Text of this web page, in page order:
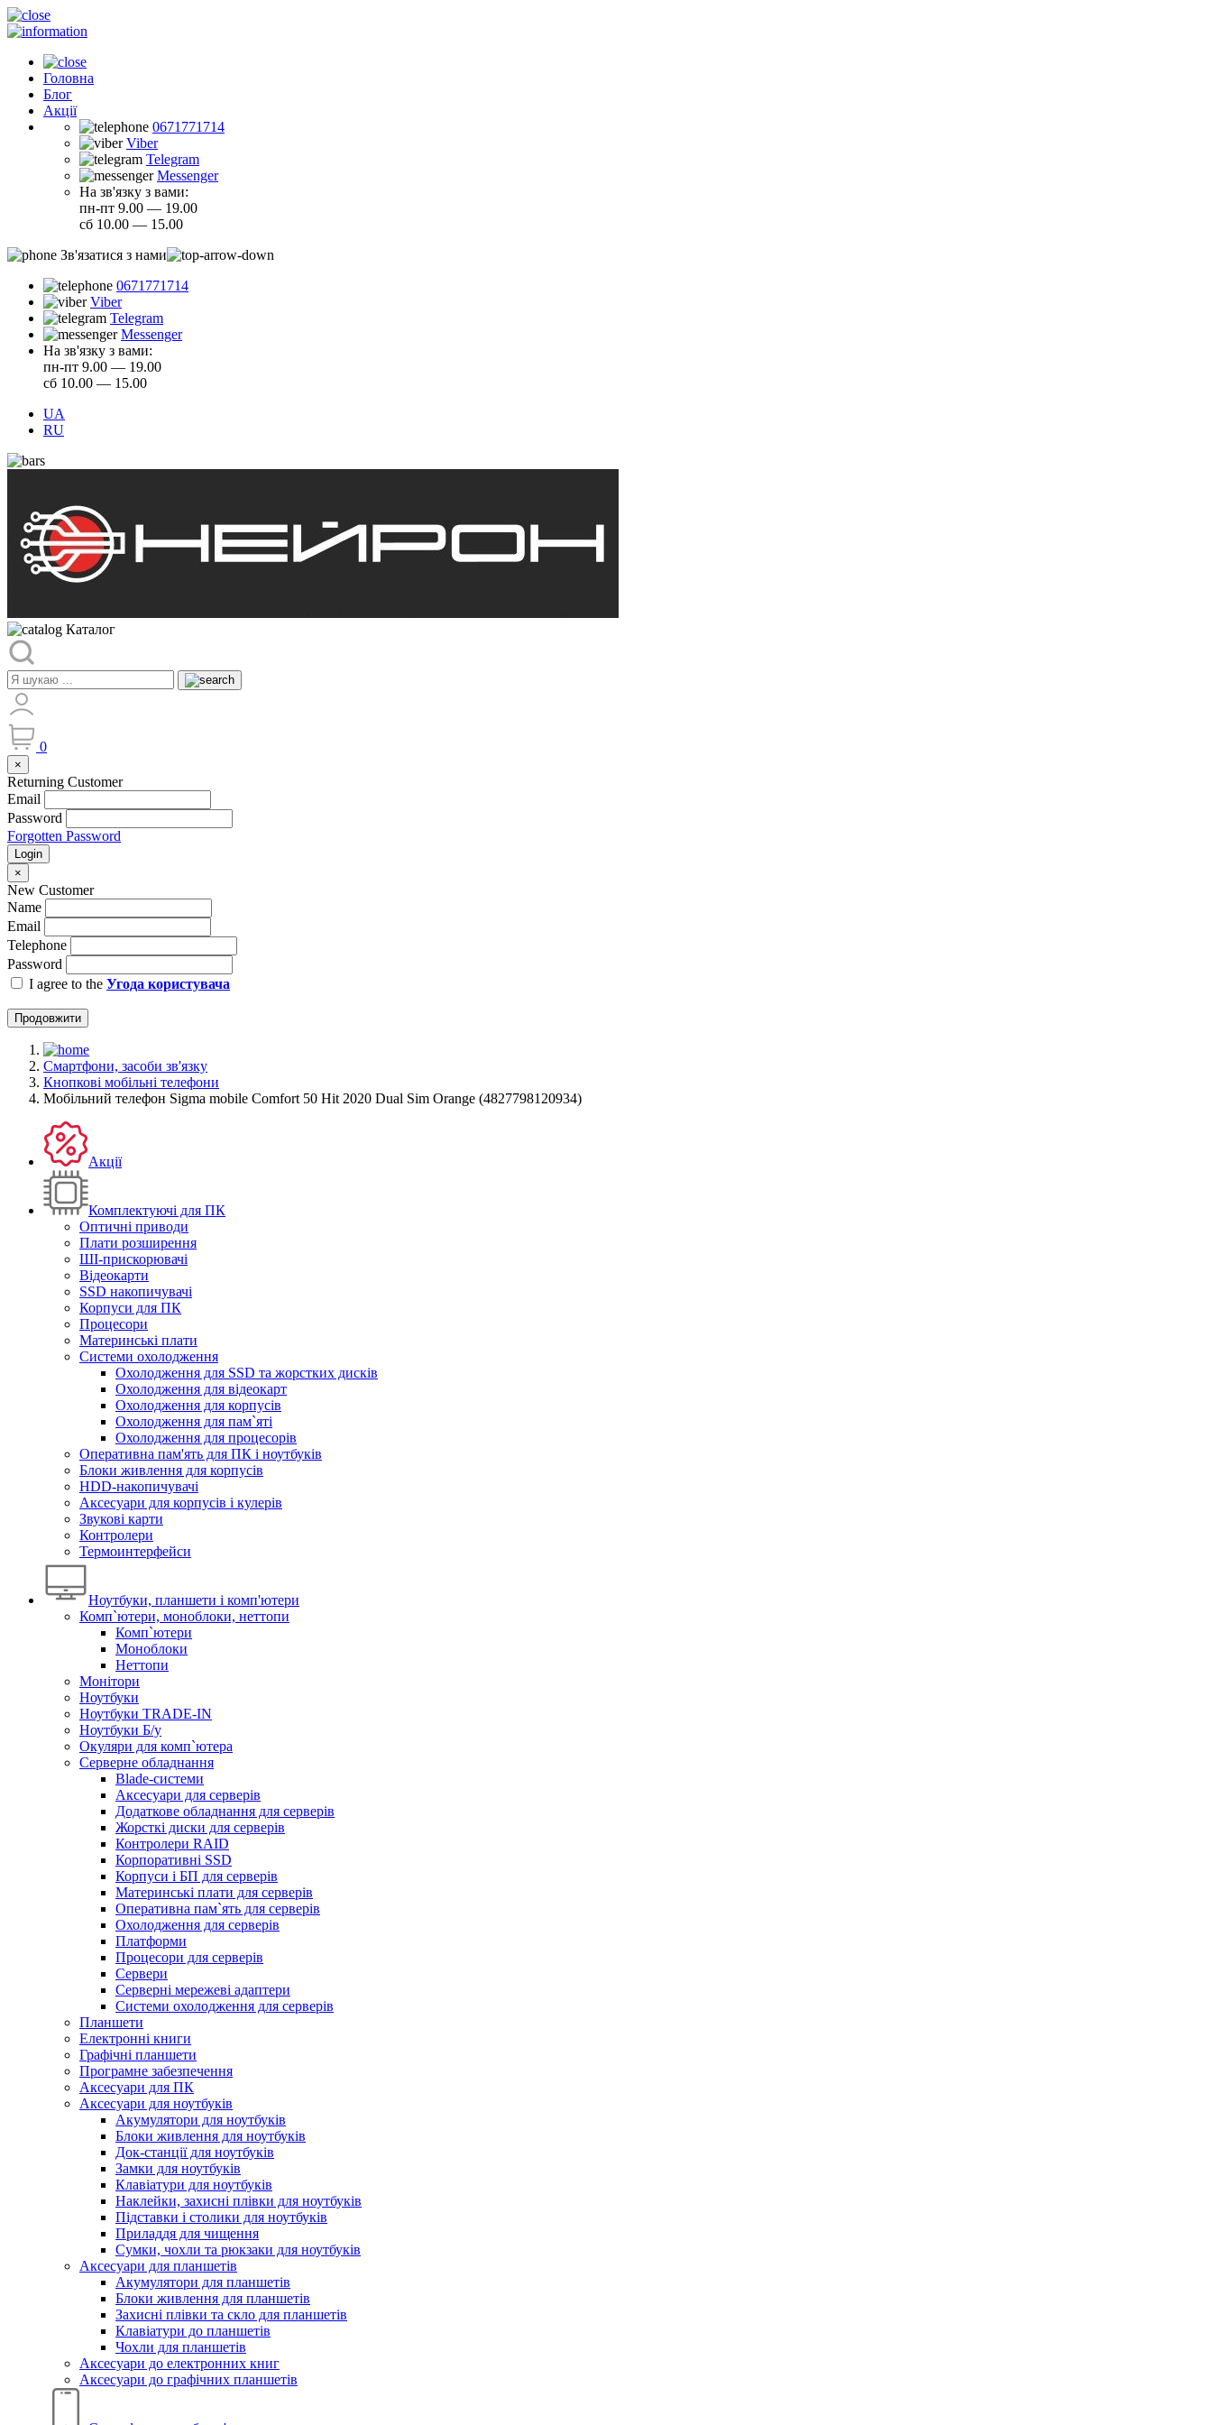
Головна
Блог
Акції
0671771714
Viber
Telegram
Messenger
На зв'язку з вами:
пн-пт 9.00 — 19.00
сб 10.00 — 15.00
Зв'язатися з нами
0671771714
Viber
Telegram
Messenger
На зв'язку з вами:
пн-пт 9.00 — 19.00
сб 10.00 — 15.00
UA
RU
Каталог
0
×
Returning Customer
Email
Password
Forgotten Password
Login
×
New Customer
Name
Email
Telephone
Password
I agree to the Угода користувача
Продовжити
Смартфони, засоби зв'язку
Кнопкові мобільні телефони
Мобільний телефон Sigma mobile Comfort 50 Hit 2020 Dual Sim Orange (4827798120934)
Акції
Комплектуючі для ПК
Оптичні приводи
Плати розширення
ШІ-прискорювачі
Відеокарти
SSD накопичувачі
Корпуси для ПК
Процесори
Материнські плати
Системи охолодження
Охолодження для SSD та жорстких дисків
Охолодження для відеокарт
Охолодження для корпусів
Охолодження для пам`яті
Охолодження для процесорів
Оперативна пам'ять для ПК і ноутбуків
Блоки живлення для корпусів
HDD-накопичувачі
Аксесуари для корпусів і кулерів
Звукові карти
Контролери
Термоинтерфейси
Ноутбуки, планшети і комп'ютери
Комп`ютери, моноблоки, неттопи
Комп`ютери
Моноблоки
Неттопи
Монітори
Ноутбуки
Ноутбуки TRADE-IN
Ноутбуки Б/у
Окуляри для комп`ютера
Серверне обладнання
Blade-системи
Аксесуари для серверів
Додаткове обладнання для серверів
Жорсткі диски для серверів
Контролери RAID
Корпоративні SSD
Корпуси і БП для серверів
Материнські плати для серверів
Оперативна пам`ять для серверів
Охолодження для серверів
Платформи
Процесори для серверів
Сервери
Серверні мережеві адаптери
Системи охолодження для серверів
Планшети
Електронні книги
Графічні планшети
Програмне забезпечення
Аксесуари для ПК
Аксесуари для ноутбуків
Акумулятори для ноутбуків
Блоки живлення для ноутбуків
Док-станції для ноутбуків
Замки для ноутбуків
Клавіатури для ноутбуків
Наклейки, захисні плівки для ноутбуків
Підставки і столики для ноутбуків
Приладдя для чищення
Сумки, чохли та рюкзаки для ноутбуків
Аксесуари для планшетів
Акумулятори для планшетів
Блоки живлення для планшетів
Захисні плівки та скло для планшетів
Клавіатури до планшетів
Чохли для планшетів
Аксесуари до електронних книг
Аксесуари дo графічних планшетів